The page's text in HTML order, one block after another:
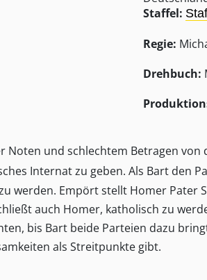
Staffel:
Regie:
Drehbuch:
Noten und schlechtem Betragen von
Internat zu geben. Als Bart den
werden. Empört stellt Homer Pater
auch Homer, katholisch zu
bis Bart beide Parteien dazu
als Streitpunkte gibt.